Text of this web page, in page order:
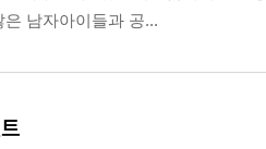
무 많아요
책을 읽는 모든 아들맘들께
은 남자아이들과 공...